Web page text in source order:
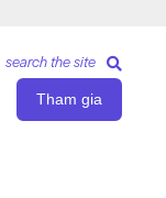
Tham gia
search the site